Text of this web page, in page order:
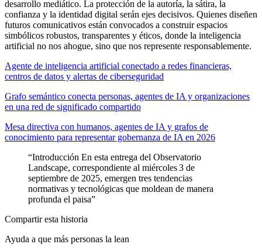
desarrollo mediático. La protección de la autoría, la sátira, la
confianza y la identidad digital serán ejes decisivos. Quienes diseñen
futuros comunicativos están convocados a construir espacios
simbólicos robustos, transparentes y éticos, donde la inteligencia
artificial no nos ahogue, sino que nos represente responsablemente.
Agente de inteligencia artificial conectado a redes financieras,
centros de datos y alertas de ciberseguridad
Grafo semántico conecta personas, agentes de IA y organizaciones
en una red de significado compartido
Mesa directiva con humanos, agentes de IA y grafos de
conocimiento para representar gobernanza de IA en 2026
“Introducción En esta entrega del Observatorio
Landscape, correspondiente al miércoles 3 de
septiembre de 2025, emergen tres tendencias
normativas y tecnológicas que moldean de manera
profunda el paisa”
Compartir esta historia
Ayuda a que más personas la lean